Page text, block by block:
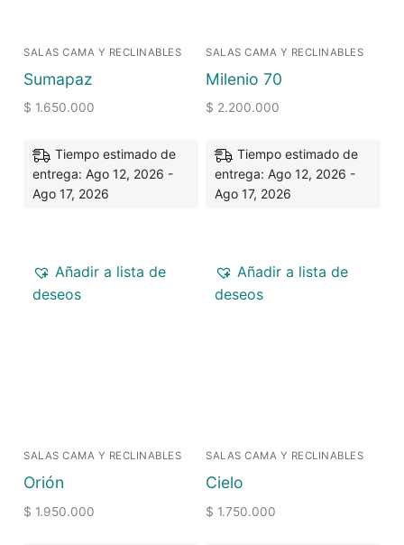
SALAS CAMA Y RECLINABLES
Sumapaz
$ 1.650.000
Tiempo estimado de
entrega: Ago 12, 2026 -
Ago 17, 2026
SALAS CAMA Y RECLINABLES
Milenio 70
$ 2.200.000
Tiempo estimado de
entrega: Ago 12, 2026 -
Ago 17, 2026
Añadir a lista de
deseos
SALAS CAMA Y RECLINABLES
Orión
$ 1.950.000
Añadir a lista de
deseos
SALAS CAMA Y RECLINABLES
Cielo
$ 1.750.000